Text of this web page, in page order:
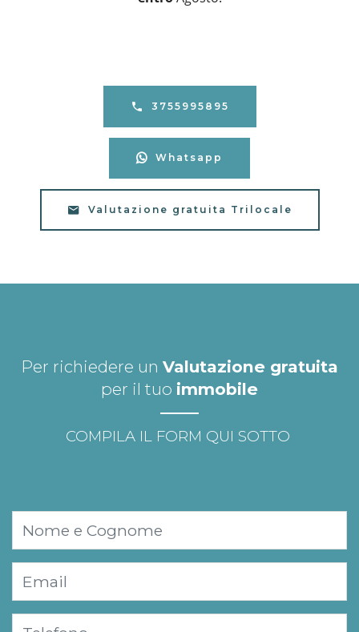
3755995895
Whatsapp
Valutazione gratuita Trilocale
Per richiedere un Valutazione gratuita
per il tuo immobile
COMPILA IL FORM QUI SOTTO